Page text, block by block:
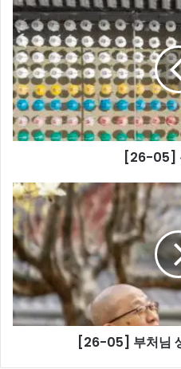
[26-
05]
봉
축
연
등
[26-05]
[26-
05]
부
처
님
생
일
잔
치
[26-05] 부처님